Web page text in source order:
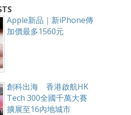
Apple新品｜新iPhone傳
加價最多1560元
創科出海 香港啟航HK
Tech 300全國千萬大賽
擴展至16內地城市